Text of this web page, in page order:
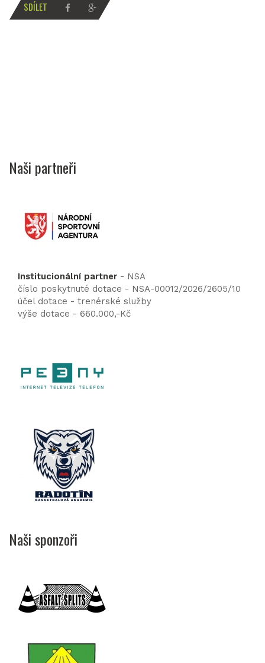
SDÍLET
Naši partneři
Institucionální partner - NSA
číslo poskytnuté dotace - NSA-00012/2026/2605/10
účel dotace - trenérské služby
výše dotace - 660.000,-Kč
Naši sponzoři